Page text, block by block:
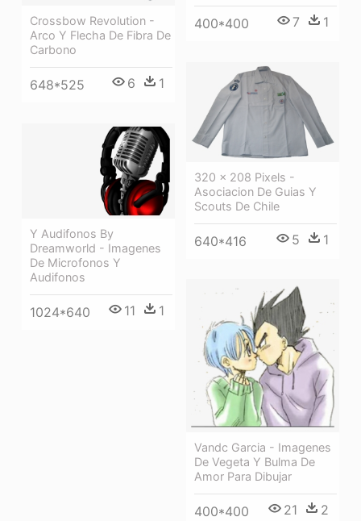
400*400 7 1
Crossbow Revolution -
Arco Y Flecha De Fibra De
Carbono
648*525 6 1
320 × 208 Pixels -
Asociacion De Guias Y
Scouts De Chile
640*416 5 1
Y Audifonos By
Dreamworld - Imagenes
De Microfonos Y
Audifonos
1024*640 11 1
Vandc Garcia - Imagenes
De Vegeta Y Bulma De
Amor Para Dibujar
400*400 21 2